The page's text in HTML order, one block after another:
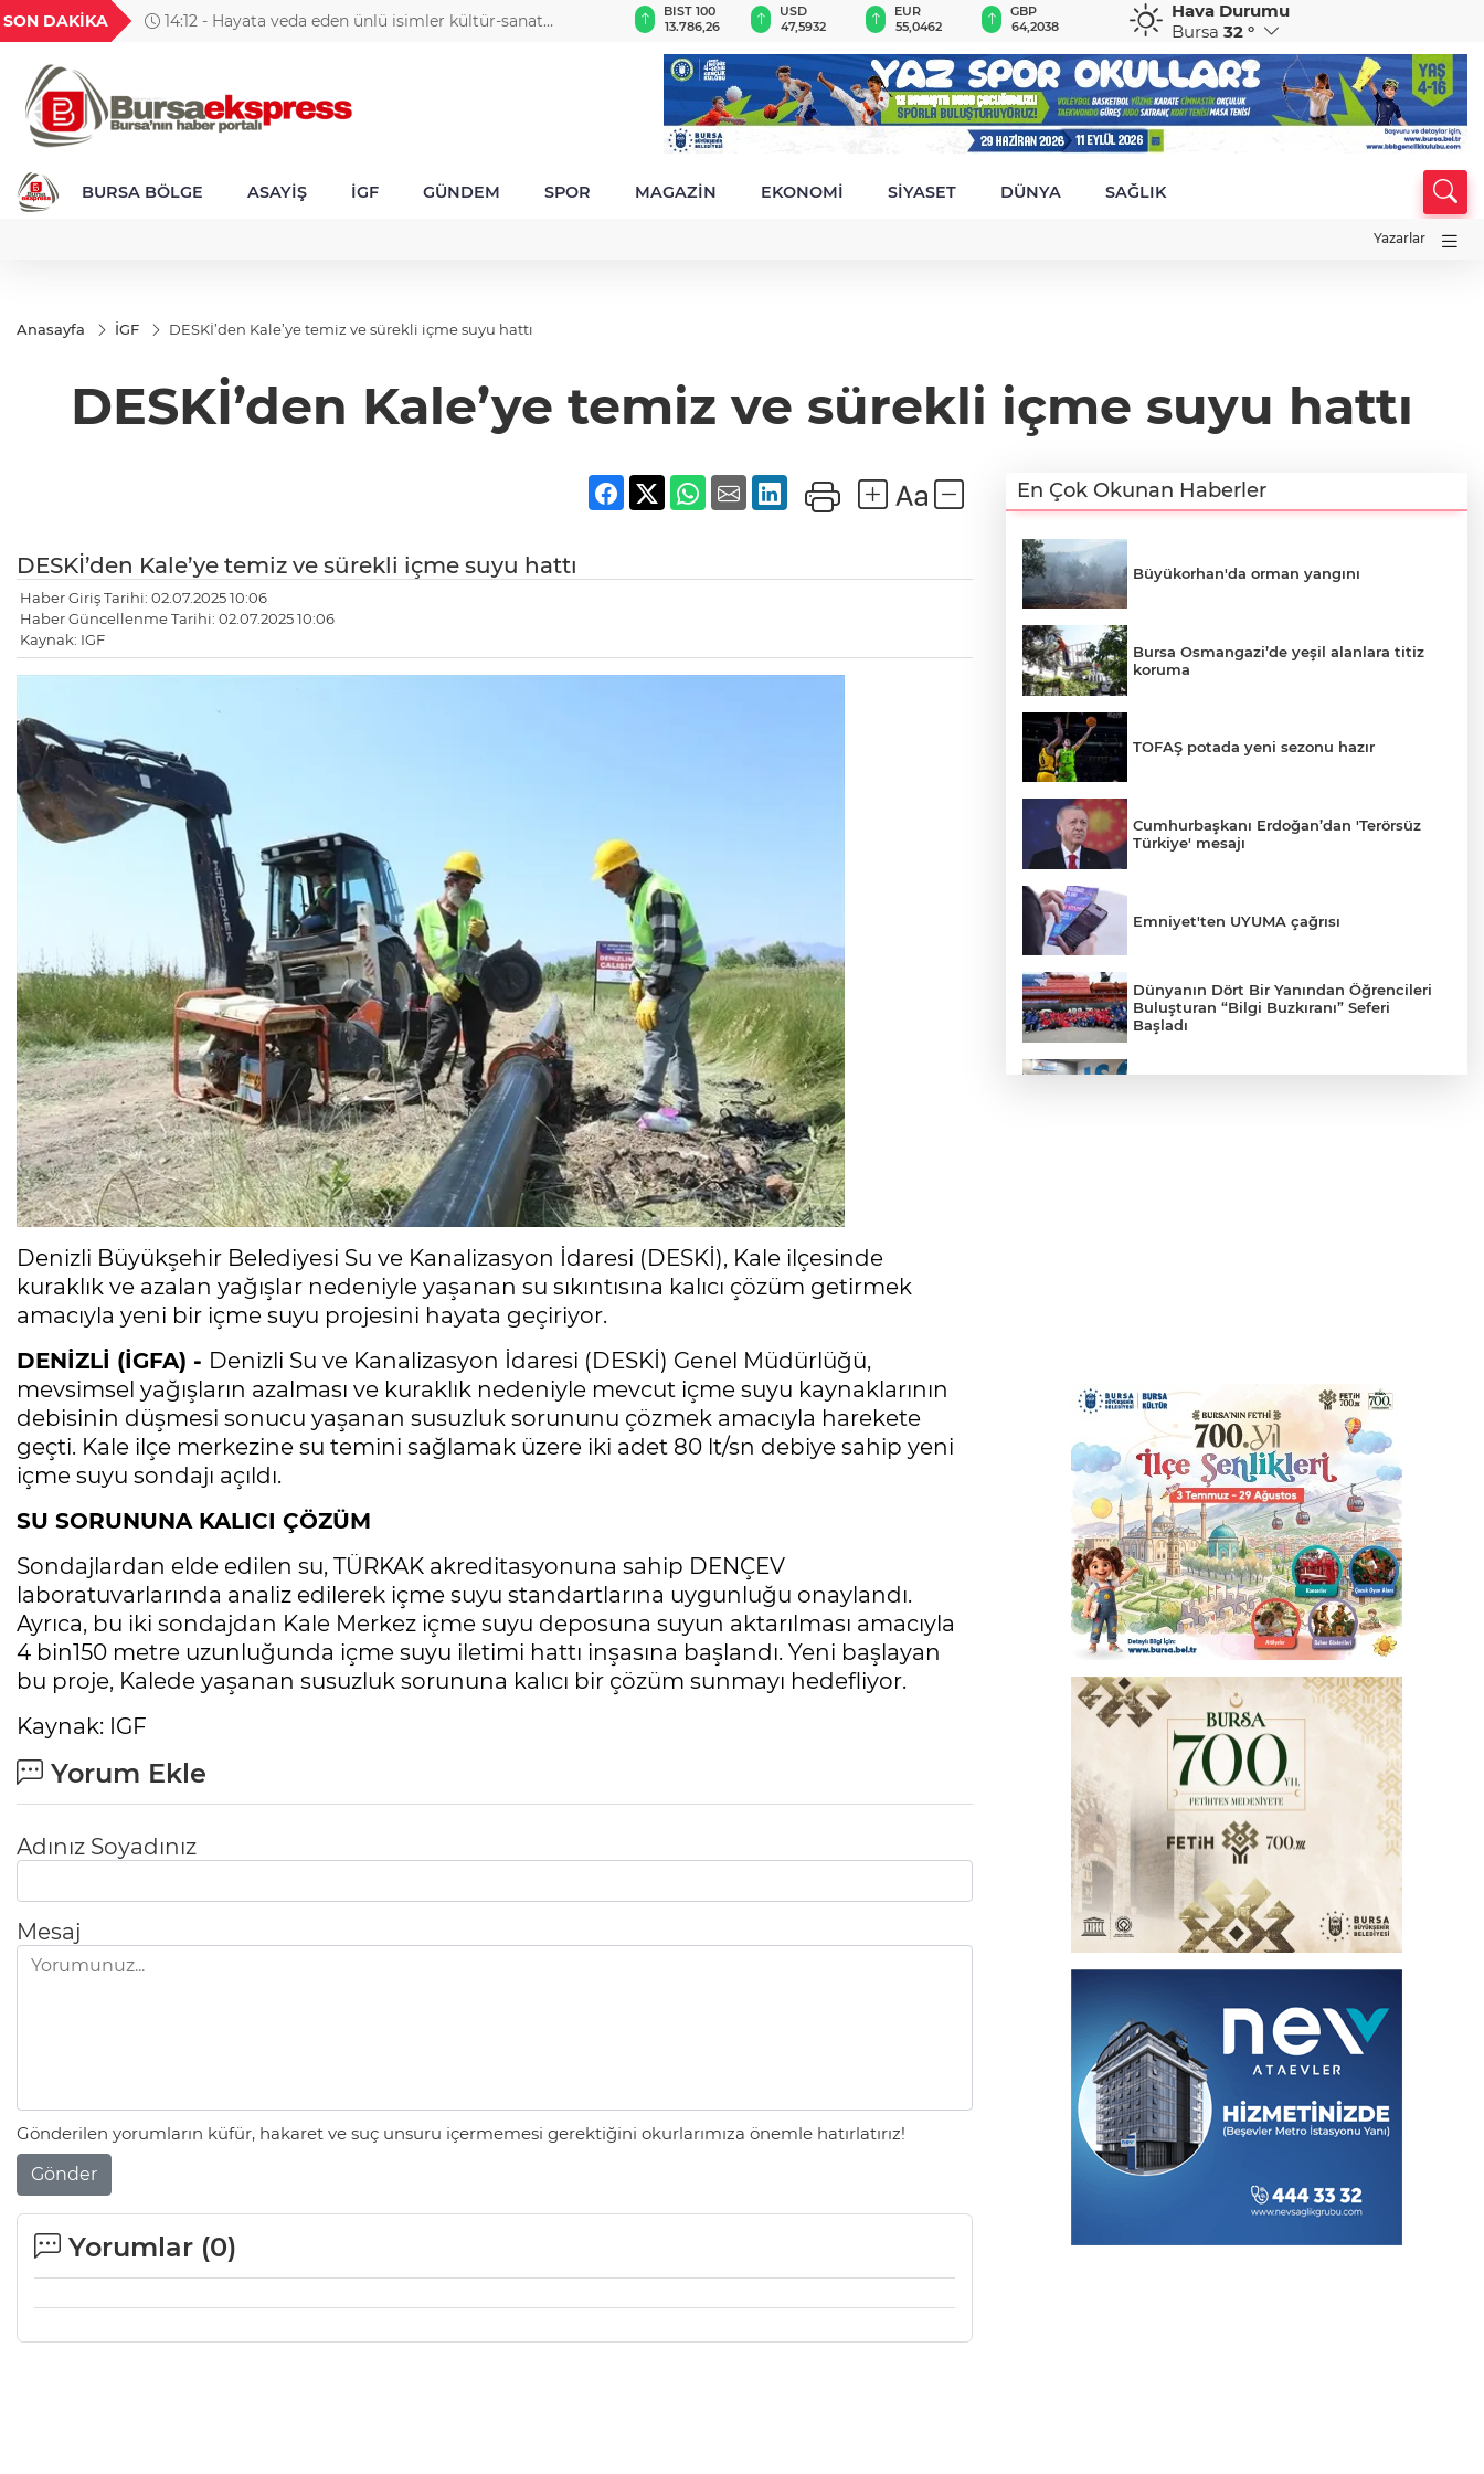
SON DAKİKA
14:12 - Hayata veda eden ünlü isimler kültür-sanat
18,2001
TND
16,2323
BGN
28,0626
VND
0,0018
6.525,77
BIST 100
13.786,26
USD
47,5932
EUR
55,0462
GBP
64,2038
CHF
58,7643
CAD
33,9951
Hava Durumu
Bursa 32 °
BURSA BÖLGE ASAYİŞ İGF GÜNDEM SPOR MAGAZİN EKONOMİ SİYASET DÜNYA SAĞLIK
Yazarlar
Anasayfa İGF DESKİ’den Kale’ye temiz ve sürekli içme suyu hattı
DESKİ’den Kale’ye temiz ve sürekli içme suyu hattı
DESKİ’den Kale’ye temiz ve sürekli içme suyu hattı
Haber Giriş Tarihi: 02.07.2025 10:06
Haber Güncellenme Tarihi: 02.07.2025 10:06
Kaynak: IGF
Denizli Büyükşehir Belediyesi Su ve Kanalizasyon İdaresi (DESKİ), Kale ilçesinde
kuraklık ve azalan yağışlar nedeniyle yaşanan su sıkıntısına kalıcı çözüm getirmek
amacıyla yeni bir içme suyu projesini hayata geçiriyor.
DENİZLİ (İGFA) - Denizli Su ve Kanalizasyon İdaresi (DESKİ) Genel Müdürlüğü,
mevsimsel yağışların azalması ve kuraklık nedeniyle mevcut içme suyu kaynaklarının
debisinin düşmesi sonucu yaşanan susuzluk sorununu çözmek amacıyla harekete
geçti. Kale ilçe merkezine su temini sağlamak üzere iki adet 80 lt/sn debiye sahip yeni
içme suyu sondajı açıldı.
SU SORUNUNA KALICI ÇÖZÜM
Sondajlardan elde edilen su, TÜRKAK akreditasyonuna sahip DENÇEV
laboratuvarlarında analiz edilerek içme suyu standartlarına uygunluğu onaylandı.
Ayrıca, bu iki sondajdan Kale Merkez içme suyu deposuna suyun aktarılması amacıyla
4 bin150 metre uzunluğunda içme suyu iletimi hattı inşasına başlandı. Yeni başlayan
bu proje, Kalede yaşanan susuzluk sorununa kalıcı bir çözüm sunmayı hedefliyor.
Kaynak: IGF
Yorum Ekle
Adınız Soyadınız
Mesaj
Gönderilen yorumların küfür, hakaret ve suç unsuru içermemesi gerektiğini okurlarımıza önemle hatırlatırız!
Gönder
Yorumlar (0)
En Çok Okunan Haberler
Büyükorhan'da orman yangını
Bursa Osmangazi’de yeşil alanlara titiz
koruma
TOFAŞ potada yeni sezonu hazır
Cumhurbaşkanı Erdoğan’dan 'Terörsüz
Türkiye' mesajı
Emniyet'ten UYUMA çağrısı
Dünyanın Dört Bir Yanından Öğrencileri
Buluşturan “Bilgi Buzkıranı” Seferi
Başladı